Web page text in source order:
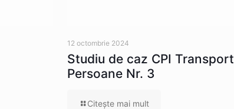
12 octombrie 2024
Studiu de caz CPI Transport
Persoane Nr. 3
Citeşte mai mult